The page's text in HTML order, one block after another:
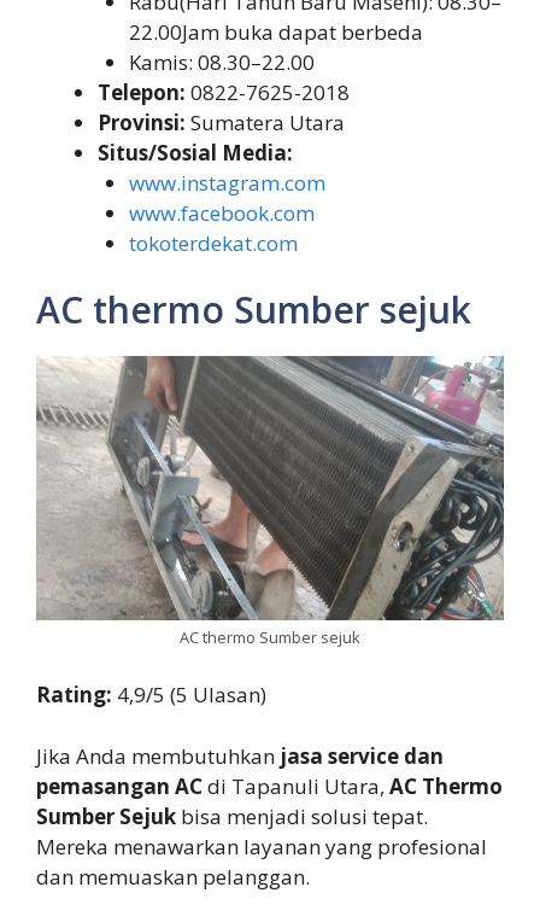
22.00Jam buka dapat berbeda
Kamis: 08.30–22.00
Telepon: 0822-7625-2018
Provinsi: Sumatera Utara
Situs/Sosial Media:
www.instagram.com
www.facebook.com
tokoterdekat.com
AC thermo Sumber sejuk
AC thermo Sumber sejuk
Rating: 4,9/5 (5 Ulasan)
Jika Anda membutuhkan jasa service dan
pemasangan ACdi Tapanuli Utara, AC Thermo
Sumber Sejuk bisa menjadi solusi tepat.
Mereka menawarkan layanan yang profesional
dan memuaskan pelanggan.